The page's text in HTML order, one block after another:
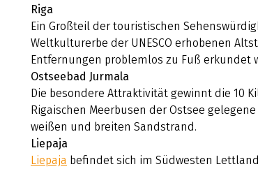
Riga
Ein Großteil der touristischen
Weltkulturerbe der UNESCO erhobenen
Entfernungen problemlos zu Fuß erkundet
Ostseebad Jurmala
Die besondere Attraktivität gewinnt die 10
Rigaischen Meerbusen der Ostsee
weißen und breiten Sandstrand.
Liepaja
Liepaja befindet sich im Südwesten